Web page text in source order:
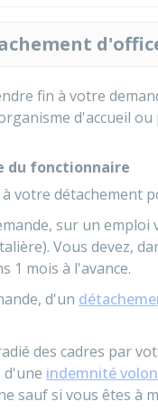
fin à votre
d'accueil
du fonctionnaire
votre détachement
sur un
Vous devez,
1 mois à l'avance.
d'un
des cadres par
d'une indemnité
sauf si vous êtes à